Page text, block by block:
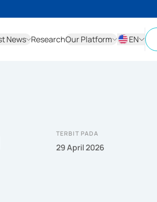
News ResearchOur Platform
EN
TERBIT PADA
29 April 2026